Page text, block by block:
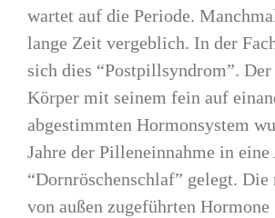
wartet auf die Periode.
lange Zeit vergeblich. In der
sich dies “Postpillsyndrom”.
Körper mit seinem fein auf
abgestimmten Hormonsystem
Jahre der Pilleneinnahme in eine
“Dornröschenschlaf” gelegt.
von außen zugeführten Hormone